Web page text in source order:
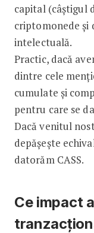
capital (câștigul
criptomonede
intelectuală.
Practic, dacă
dintre cele
cumulate și
pentru care se
Dacă venitul
depășește
datorăm CASS.
Ce impact